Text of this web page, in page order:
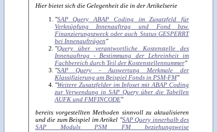
Hier bietet sich die Gelegenheit die in der Artikelserie
"SAP Query ABAP Coding im Zusatzfeld für
Verknüpfung Innenauftrag und Fond bzw.
Finanzierungszweck oder auch Status GESPERRT
bei Innenaufträgen"
"Query über verantwortliche Kostenstelle des
Innenauftrag - Bestimmung der Lehreinheit im
Fachbereich durch Teil der Kostenstellennummer"
"SAP Query - Auswertung Merkmale der
Klassifizierung am Beispiel Fonds in PSM-FM"
"Weitere Zusatzfelder im Infoset mit ABAP Coding
zur Verwendung in SAP Query über die Tabellen
AUFK und FMFINCODE"
bereits vorgestellten Methoden sinnvoll zu aktualisieren
und die zum Beispiel im Artikel "SAP Query innerhalb des
SAP Moduls PSM FM beziehungsweise